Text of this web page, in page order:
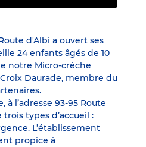
d'Albi a ouvert ses
24 enfants âgés de 10
notre Micro-crèche
Daurade, membre du
à l’adresse 93-95 Route
types d’accueil :
L’établissement
propice à